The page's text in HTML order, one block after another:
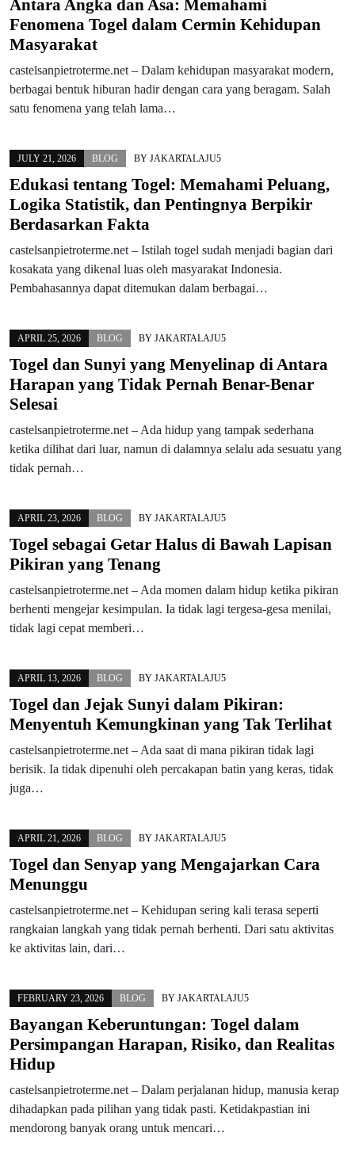
Antara Angka dan Asa: Memahami
Fenomena Togel dalam Cermin Kehidupan
Masyarakat
castelsanpietroterme.net – Dalam kehidupan masyarakat modern,
berbagai bentuk hiburan hadir dengan cara yang beragam. Salah
satu fenomena yang telah lama…
JULY 21, 2026 BLOG BY JAKARTALAJU5
Edukasi tentang Togel: Memahami Peluang,
Logika Statistik, dan Pentingnya Berpikir
Berdasarkan Fakta
castelsanpietroterme.net – Istilah togel sudah menjadi bagian dari
kosakata yang dikenal luas oleh masyarakat Indonesia.
Pembahasannya dapat ditemukan dalam berbagai…
APRIL 25, 2026 BLOG BY JAKARTALAJU5
Togel dan Sunyi yang Menyelinap di Antara
Harapan yang Tidak Pernah Benar-Benar
Selesai
castelsanpietroterme.net – Ada hidup yang tampak sederhana
ketika dilihat dari luar, namun di dalamnya selalu ada sesuatu yang
tidak pernah…
APRIL 23, 2026 BLOG BY JAKARTALAJU5
Togel sebagai Getar Halus di Bawah Lapisan
Pikiran yang Tenang
castelsanpietroterme.net – Ada momen dalam hidup ketika pikiran
berhenti mengejar kesimpulan. Ia tidak lagi tergesa-gesa menilai,
tidak lagi cepat memberi…
APRIL 13, 2026 BLOG BY JAKARTALAJU5
Togel dan Jejak Sunyi dalam Pikiran:
Menyentuh Kemungkinan yang Tak Terlihat
castelsanpietroterme.net – Ada saat di mana pikiran tidak lagi
berisik. Ia tidak dipenuhi oleh percakapan batin yang keras, tidak
juga…
APRIL 21, 2026 BLOG BY JAKARTALAJU5
Togel dan Senyap yang Mengajarkan Cara
Menunggu
castelsanpietroterme.net – Kehidupan sering kali terasa seperti
rangkaian langkah yang tidak pernah berhenti. Dari satu aktivitas
ke aktivitas lain, dari…
FEBRUARY 23, 2026 BLOG BY JAKARTALAJU5
Bayangan Keberuntungan: Togel dalam
Persimpangan Harapan, Risiko, dan Realitas
Hidup
castelsanpietroterme.net – Dalam perjalanan hidup, manusia kerap
dihadapkan pada pilihan yang tidak pasti. Ketidakpastian ini
mendorong banyak orang untuk mencari…